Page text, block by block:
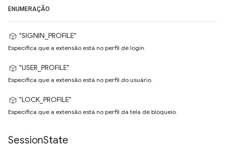
ENUMERAÇÃO
"SIGNIN_PROFILE"
Especifica que a extensão está no perfil de login.
"USER_PROFILE"
Especifica que a extensão está no perfil do usuário.
"LOCK_PROFILE"
Especifica que a extensão está no perfil da tela de bloqueio.
SessionState